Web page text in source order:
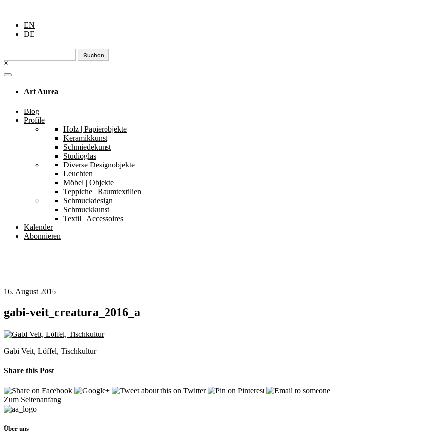
EN
DE
Suchen
nach:
×
Art Aurea
Blog
Profile
Holz | Papierobjekte
Keramikkunst
Schmiedekunst
Studioglas
Diverse Designobjekte
Leuchten
Möbel | Objekte
Teppiche | Raumtextilien
Schmuckdesign
Schmuckkunst
Textil | Accessoires
Kalender
Abonnieren
16. August 2016
gabi-veit_creatura_2016_a
Gabi Veit, Löffel, Tischkultur
Share this Post
Zum Seitenanfang
Über uns